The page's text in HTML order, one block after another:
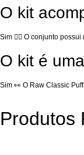
O kit
Sim 😮‍💨 O conjunto
O kit é
Sim 👀 O Raw Classic
Produtos